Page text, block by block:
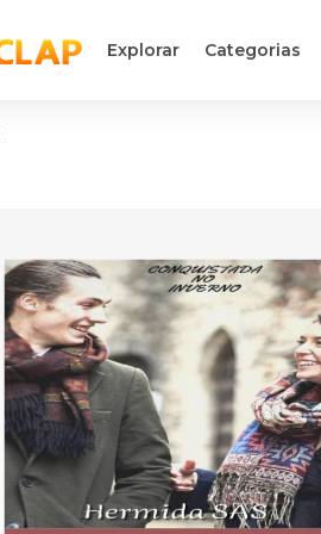
Explorar Categorias